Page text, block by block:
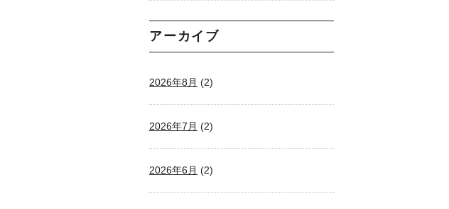
アーカイブ
2026年8月 (2)
2026年7月 (2)
2026年6月 (2)